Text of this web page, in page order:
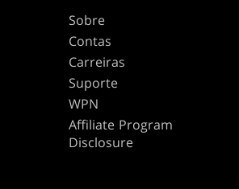
Sobre
Contas
Carreiras
Suporte
WPN
Affiliate Program
Disclosure